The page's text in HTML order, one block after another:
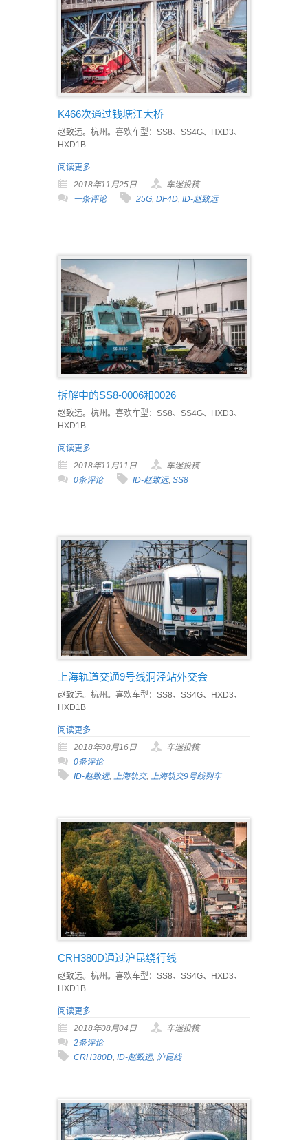
K466次通过钱塘江大桥
赵致远。杭州。喜欢车型：SS8、SS4G、HXD3、
HXD1B
阅读更多
2018年11月25日
车迷投稿
一条评论
25G DF4D ID-赵致远
拆解中的SS8-0006和0026
赵致远。杭州。喜欢车型：SS8、SS4G、HXD3、
HXD1B
阅读更多
2018年11月11日
车迷投稿
0条评论
ID-赵致远, SS8
上海轨道交通9号线洞泾站外交会
赵致远。杭州。喜欢车型：SS8、SS4G、HXD3、
HXD1B
阅读更多
2018年08月16日
车迷投稿
0条评论
ID-赵致远, 上海轨交, 上海轨交9号线列车
CRH380D通过沪昆绕行线
赵致远。杭州。喜欢车型：SS8、SS4G、HXD3、
HXD1B
阅读更多
2018年08月04日
车迷投稿
2条评论
CRH380D, ID-赵致远, 沪昆线